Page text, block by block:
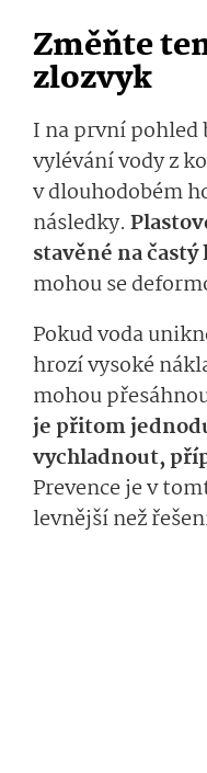
Změňte
zlozvyk
I na první
vylévání vody z
v dlouhodobém
následky.
stavěné na
mohou se
Pokud voda
hrozí vysoké
mohou
je přitom
vychladnout,
Prevence je v
levnější než